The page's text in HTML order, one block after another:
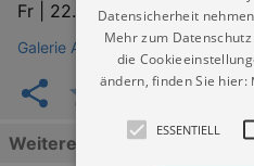
Fr | 22.05.2026 | 20:00
Galerie Adlergasse / Galerie des
Weitere Informationen
Datensicherheit
Mehr zum
die
ändern, finden Sie hier:
ESSENTIELL